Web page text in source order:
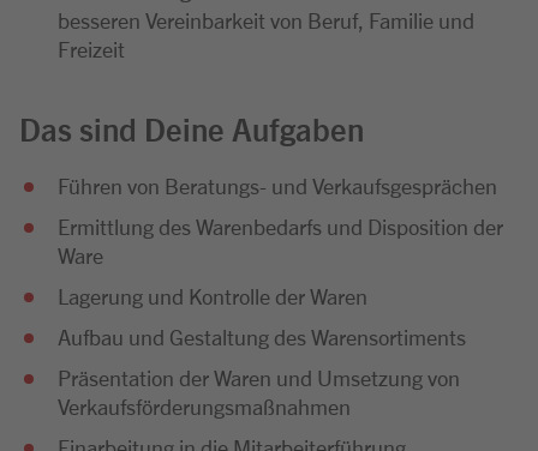
besseren Vereinbarkeit von Beruf, Familie und
Freizeit
Das sind Deine Aufgaben
Führen von Beratungs- und Verkaufsgesprächen
Ermittlung des Warenbedarfs und Disposition der
Ware
Lagerung und Kontrolle der Waren
Aufbau und Gestaltung des Warensortiments
Präsentation der Waren und Umsetzung von
Verkaufsförderungsmaßnahmen